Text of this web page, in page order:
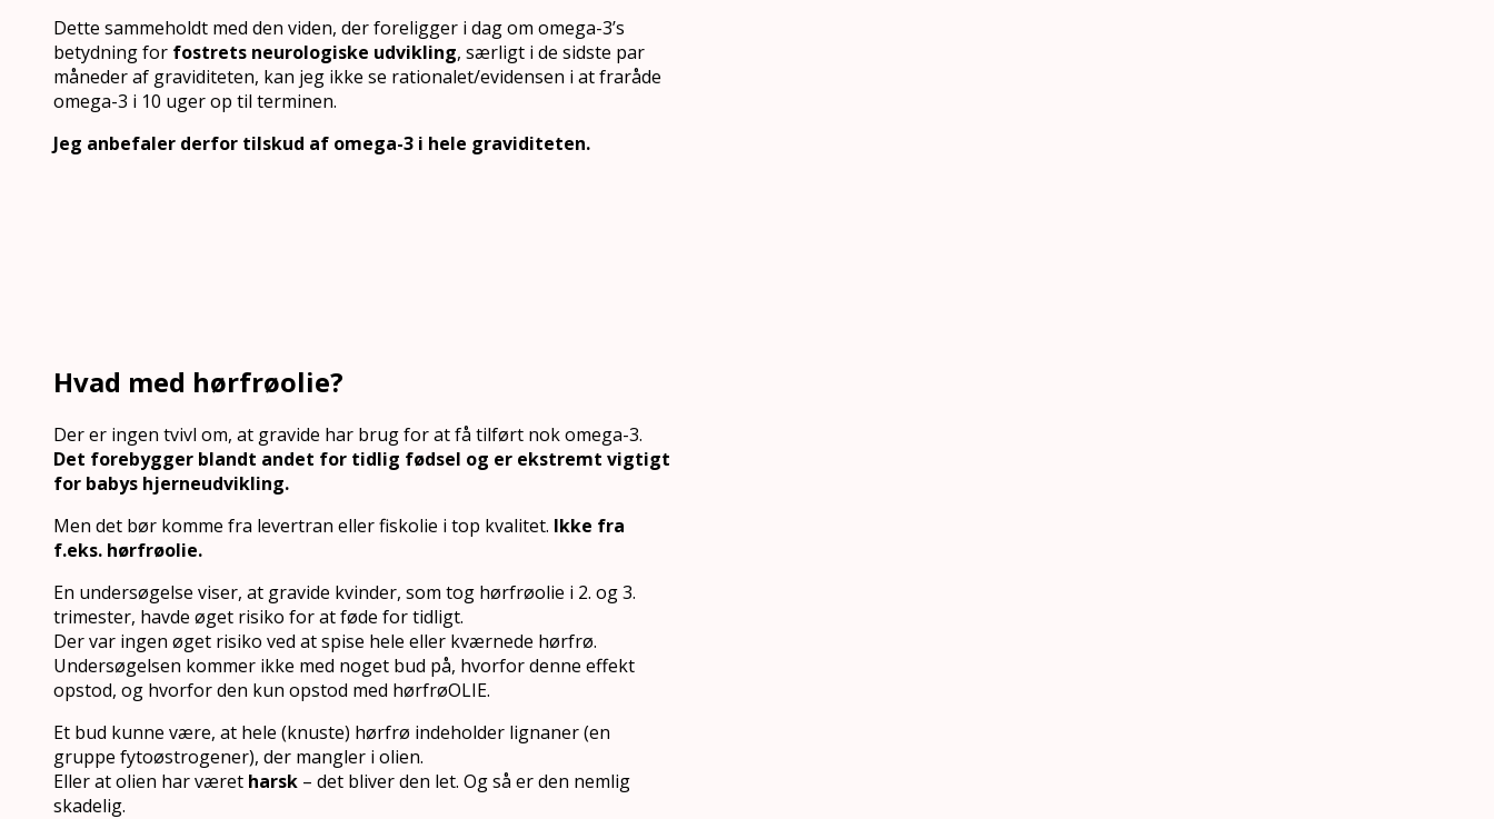
Dette sammeholdt med den viden, der foreligger i dag om omega-3’s
betydning for fostrets neurologiske udvikling, særligt i de sidste par
måneder af graviditeten, kan jeg ikke se rationalet/evidensen i at fraråde
omega-3 i 10 uger op til terminen.
Jeg anbefaler derfor tilskud af omega-3 i hele graviditeten.
Hvad med hørfrøolie?
Der er ingen tvivl om, at gravide har brug for at få tilført nok omega-3.
Det forebygger blandt andet for tidlig fødsel og er ekstremt vigtigt
for babys hjerneudvikling.
Men det bør komme fra levertran eller fiskolie i top kvalitet. Ikke fra
f.eks. hørfrøolie.
En undersøgelse viser, at gravide kvinder, som tog hørfrøolie i 2. og 3.
trimester, havde øget risiko for at føde for tidligt.
Der var ingen øget risiko ved at spise hele eller kværnede hørfrø.
Undersøgelsen kommer ikke med noget bud på, hvorfor denne effekt
opstod, og hvorfor den kun opstod med hørfrøOLIE.
Et bud kunne være, at hele (knuste) hørfrø indeholder lignaner (en
gruppe fytoøstrogener), der mangler i olien.
Eller at olien har været harsk – det bliver den let. Og så er den nemlig
skadelig.